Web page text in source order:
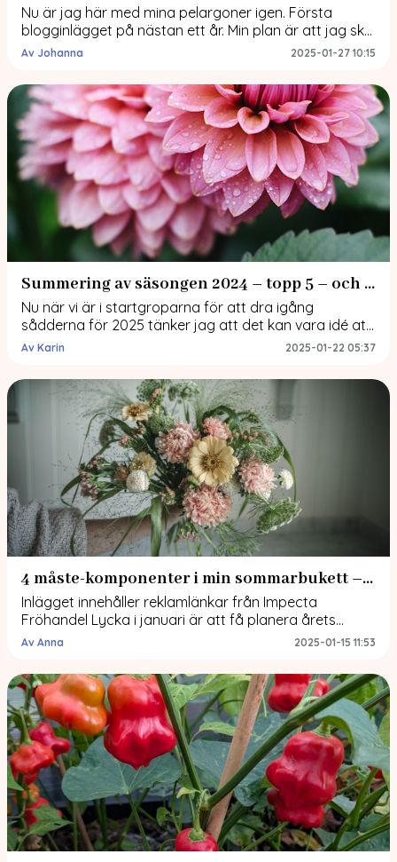
Nu är jag här med mina pelargoner igen. Första
blogginlägget på nästan ett år. Min plan är att jag ska
ta itu och sammanfatta trädgårdsåret 2024 och
trädgårdsåret 2025 ska bli. Men för att lite snabbt
komma igång med bloggandet passar jag på att visa
upp […]
2025-01-27 10:15
Av Johanna
Summering av säsongen 2024 – topp 5 – och tankar inför 2025
Nu när vi är i startgroparna för att dra igång
sådderna för 2025 tänker jag att det kan vara idé att
summera odlingssäsongen 2024. Vad blev bra/bäst
topp 5 när det gäller dahlior och sommarblommor
men också en lista med 5 saker som inte blev […]
2025-01-22 05:37
Av Karin
4 måste-komponenter i min sommarbukett – plus några nya godingar
Inlägget innehåller reklamlänkar från Impecta
Fröhandel Lycka i januari är att få planera årets
odlingar. Att fundera på kombinationer i rabatten och
jag bjuda er på 4 ingredienser jag inte kan vara utan i
min bukett i sommar och tipsa om vackra sorter som
jag tycker du […]
2025-01-15 11:53
Av Anna